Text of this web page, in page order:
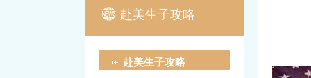
赴美生子攻略
赴美生子攻略